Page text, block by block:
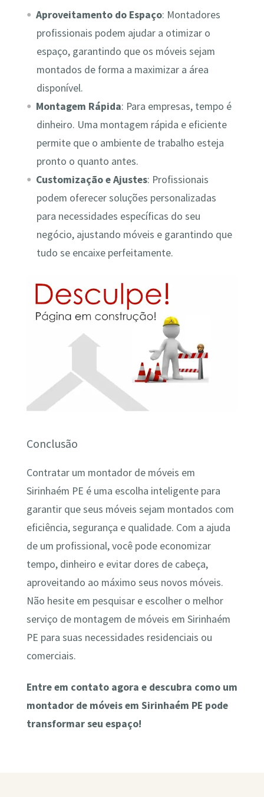
Aproveitamento do Espaço: Montadores
profissionais podem ajudar a otimizar o
espaço, garantindo que os móveis sejam
montados de forma a maximizar a área
disponível.
Montagem Rápida: Para empresas, tempo é
dinheiro. Uma montagem rápida e eficiente
permite que o ambiente de trabalho esteja
pronto o quanto antes.
Customização e Ajustes: Profissionais
podem oferecer soluções personalizadas
para necessidades específicas do seu
negócio, ajustando móveis e garantindo que
tudo se encaixe perfeitamente.
Conclusão
Contratar um montador de móveis em
Sirinhaém PE é uma escolha inteligente para
garantir que seus móveis sejam montados com
eficiência, segurança e qualidade. Com a ajuda
de um profissional, você pode economizar
tempo, dinheiro e evitar dores de cabeça,
aproveitando ao máximo seus novos móveis.
Não hesite em pesquisar e escolher o melhor
serviço de montagem de móveis em Sirinhaém
PE para suas necessidades residenciais ou
comerciais.
Entre em contato agora e descubra como um
montador de móveis em Sirinhaém PE pode
transformar seu espaço!